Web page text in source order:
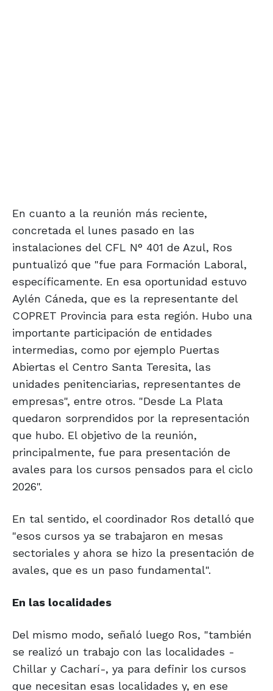
En cuanto a la reunión más reciente,
concretada el lunes pasado en las
instalaciones del CFL N° 401 de Azul, Ros
puntualizó que "fue para Formación Laboral,
específicamente. En esa oportunidad estuvo
Aylén Cáneda, que es la representante del
COPRET Provincia para esta región. Hubo una
importante participación de entidades
intermedias, como por ejemplo Puertas
Abiertas el Centro Santa Teresita, las
unidades penitenciarias, representantes de
empresas", entre otros. "Desde La Plata
quedaron sorprendidos por la representación
que hubo. El objetivo de la reunión,
principalmente, fue para presentación de
avales para los cursos pensados para el ciclo
2026".
En tal sentido, el coordinador Ros detalló que
"esos cursos ya se trabajaron en mesas
sectoriales y ahora se hizo la presentación de
avales, que es un paso fundamental".
En las localidades
Del mismo modo, señaló luego Ros, "también
se realizó un trabajo con las localidades -
Chillar y Cacharí-, ya para definir los cursos
que necesitan esas localidades y, en ese